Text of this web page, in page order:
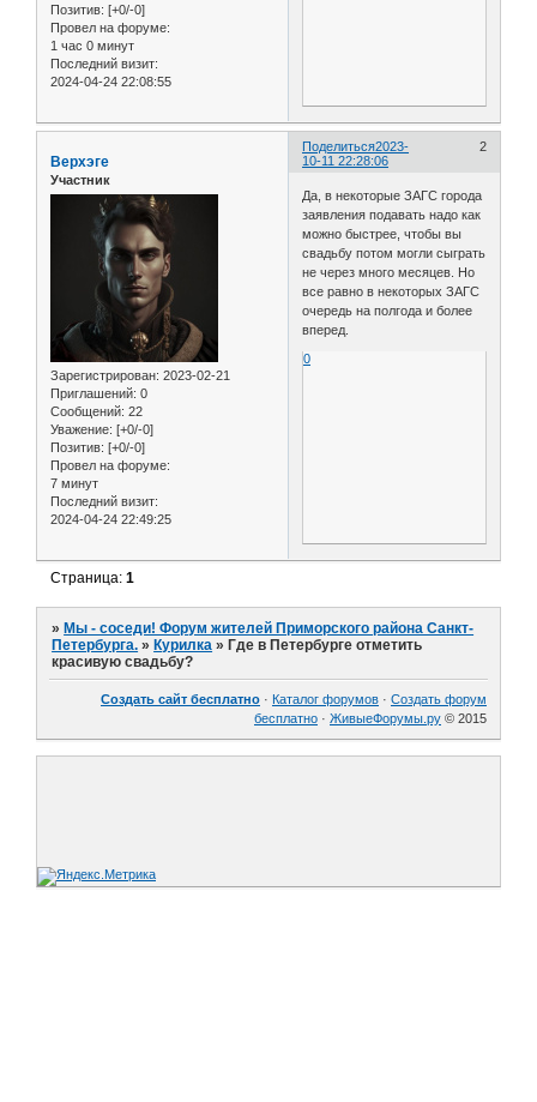
Позитив: [+0/-0]
Провел на форуме:
1 час 0 минут
Последний визит:
2024-04-24 22:08:55
Поделиться 2
2023-
10-11 22:28:06
Верхэге
Участник
Зарегистрирован: 2023-02-21
Приглашений: 0
Сообщений: 22
Уважение: [+0/-0]
Позитив: [+0/-0]
Провел на форуме:
7 минут
Последний визит:
2024-04-24 22:49:25
Да, в некоторые ЗАГС города
заявления подавать надо как
можно быстрее, чтобы вы
свадьбу потом могли сыграть
не через много месяцев. Но
все равно в некоторых ЗАГС
очередь на полгода и более
вперед.
0
Страница:1
»Мы - соседи! Форум жителей Приморского района Санкт-
Петербурга. »Курилка »Где в Петербурге отметить
красивую свадьбу?
Создать сайт бесплатно · Каталог форумов · Создать форум
бесплатно · ЖивыеФорумы.ру © 2015